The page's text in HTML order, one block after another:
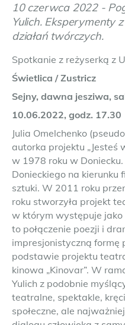
10 czerwca 2022 -
Yulich. Eksperymenty
działań twórczych.
Spotkanie z reżyserką z
Świetlica / Zustricz
Sejny, dawna jesziwa,
10.06.2022, godz. 17.30
Julia Omelchenko
autorka projektu „Jesteś
w 1978 roku w
Donieckiego na kierunku
sztuki. W 2011 roku
roku stworzyła projekt
w którym występuje jako
to połączenie poezji i
impresjonistyczną
podstawie projektu
kinowa „Kinovar”. W
Yulich z podobnie
teatralne, spektakle,
społeczne, ale